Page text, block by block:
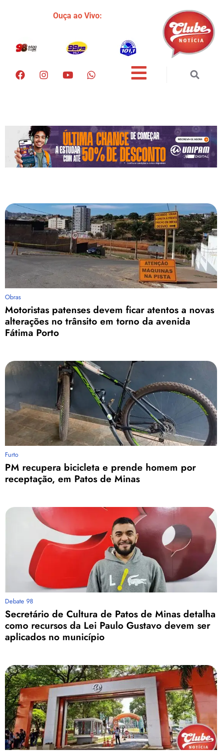
Ouça ao Vivo:
Obras
Motoristas patenses devem ficar atentos a novas
alterações no trânsito em torno da avenida
Fátima Porto
Furto
PM recupera bicicleta e prende homem por
receptação, em Patos de Minas
Debate 98
Secretário de Cultura de Patos de Minas detalha
como recursos da Lei Paulo Gustavo devem ser
aplicados no município